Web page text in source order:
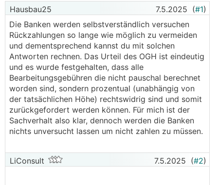
Hausbau25 7.5.2025 (#1)
Die Banken werden selbstverständlich versuchen
Rückzahlungen so lange wie möglich zu vermeiden
und dementsprechend kannst du mit solchen
Antworten rechnen. Das Urteil des OGH ist eindeutig
und es wurde festgehalten, dass alle
Bearbeitungsgebühren die nicht pauschal berechnet
worden sind, sondern prozentual (unabhängig von
der tatsächlichen Höhe) rechtswidrig sind und somit
zurückgefordert werden können. Für mich ist der
Sachverhalt also klar, dennoch werden die Banken
nichts unversucht lassen um nicht zahlen zu müssen.
LiConsult 7.5.2025 (#2)